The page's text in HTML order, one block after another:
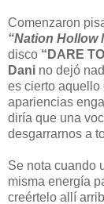
Comenzaron
“Nation Hollow
disco “DARE
Dani no dejó
es cierto aquello
apariencias
diría que una
desgarrarnos a
Se nota cuando
misma energía
creértelo allí